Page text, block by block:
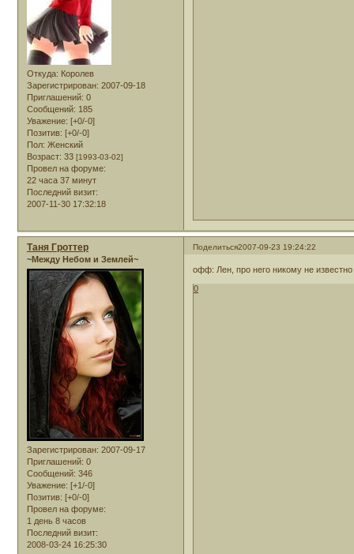
Откуда: Королев
Зарегистрирован: 2007-09-18
Приглашений: 0
Сообщений: 185
Уважение: [+0/-0]
Позитив: [+0/-0]
Пол: Женский
Возраст: 33 [1993-03-02]
Провел на форуме:
22 часа 37 минут
Последний визит:
2007-11-30 17:32:18
Поделиться2007-09-23 19:24:22
Таня Гроттер
~Между Небом и Землей~
Зарегистрирован: 2007-09-17
Приглашений: 0
Сообщений: 346
Уважение: [+1/-0]
Позитив: [+0/-0]
Провел на форуме:
1 день 8 часов
Последний визит:
2008-03-24 16:25:30
офф: Лен, про него никому не
0